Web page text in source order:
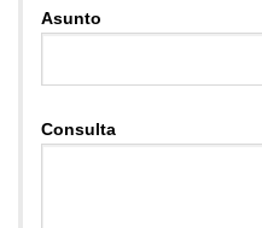
Asunto
Consulta